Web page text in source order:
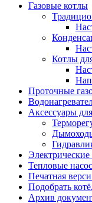
Газовые котлы
Котлы
Проточные
Аксессуары
Тепловые
Печатная
Подобрать
Архив